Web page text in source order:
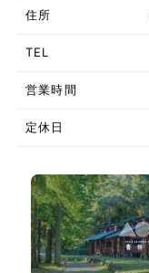
住所
TEL
営業時間
定休日